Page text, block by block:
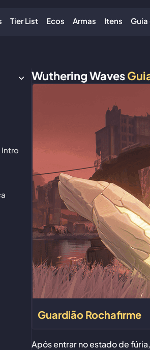
Tier List Ecos Armas Itens Guia
Wuthering Waves
Guardião Rochafirme
Após entrar no estado de